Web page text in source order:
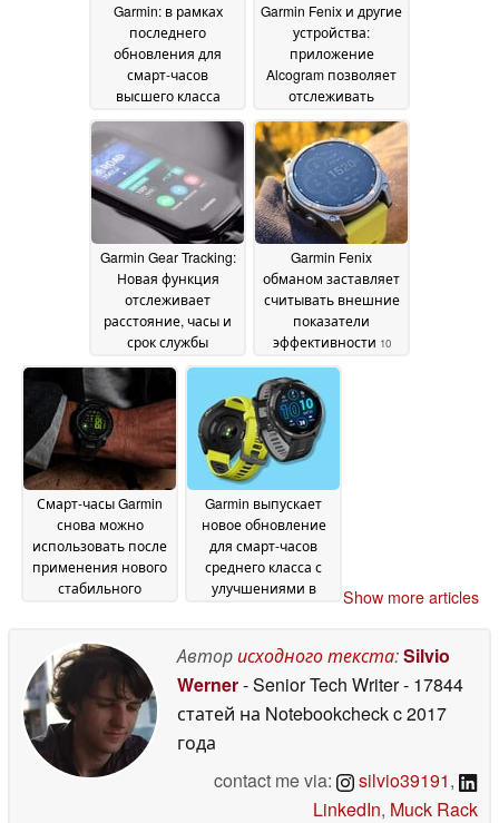
Garmin: в рамках
последнего
обновления для
смарт-часов
высшего класса
улучшения,
связанные с
продолжительностью
работы от
аккумулятора15 June
2026
Garmin Fenix и другие
устройства:
приложение
Alcogram позволяет
отслеживать
прямо на запястье
June 2026
Garmin Gear Tracking:
Новая функция
отслеживает
расстояние, часы и
срок службы
10 June 2026
Garmin Fenix
обманом заставляет
считывать внешние
показатели
эффективности 10
June 2026
Смарт-часы Garmin
снова можно
использовать после
применения нового
стабильного
Garmin выпускает
новое обновление
для смарт-часов
среднего класса с
улучшениями в
2026
Show more articles
Авторисходного текста:Silvio
Werner- Senior Tech Writer- 17844
статей на Notebookcheckc 2017
года
contact me via:
silvio39191,
LinkedIn, Muck Rack